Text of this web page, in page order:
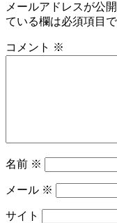
メールアドレスが公
ている欄は必須項目
コメント ※
名前 ※
メール ※
サイト